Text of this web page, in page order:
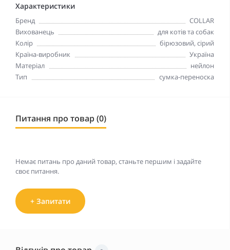
Характеристики
Бренд
COLLAR
Вихованець
для котів та собак
Колір
бірюзовий, сірий
Країна-виробник
Україна
Матеріал
нейлон
Тип
сумка-переноска
Питання про товар (0)
Немає питань про даний товар, станьте першим і задайте
своє питання.
+ Запитати